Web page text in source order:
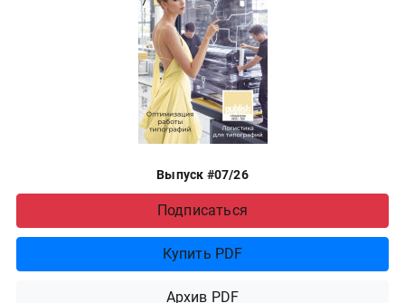
Выпуск #07/26
Подписаться
Купить PDF
Архив PDF